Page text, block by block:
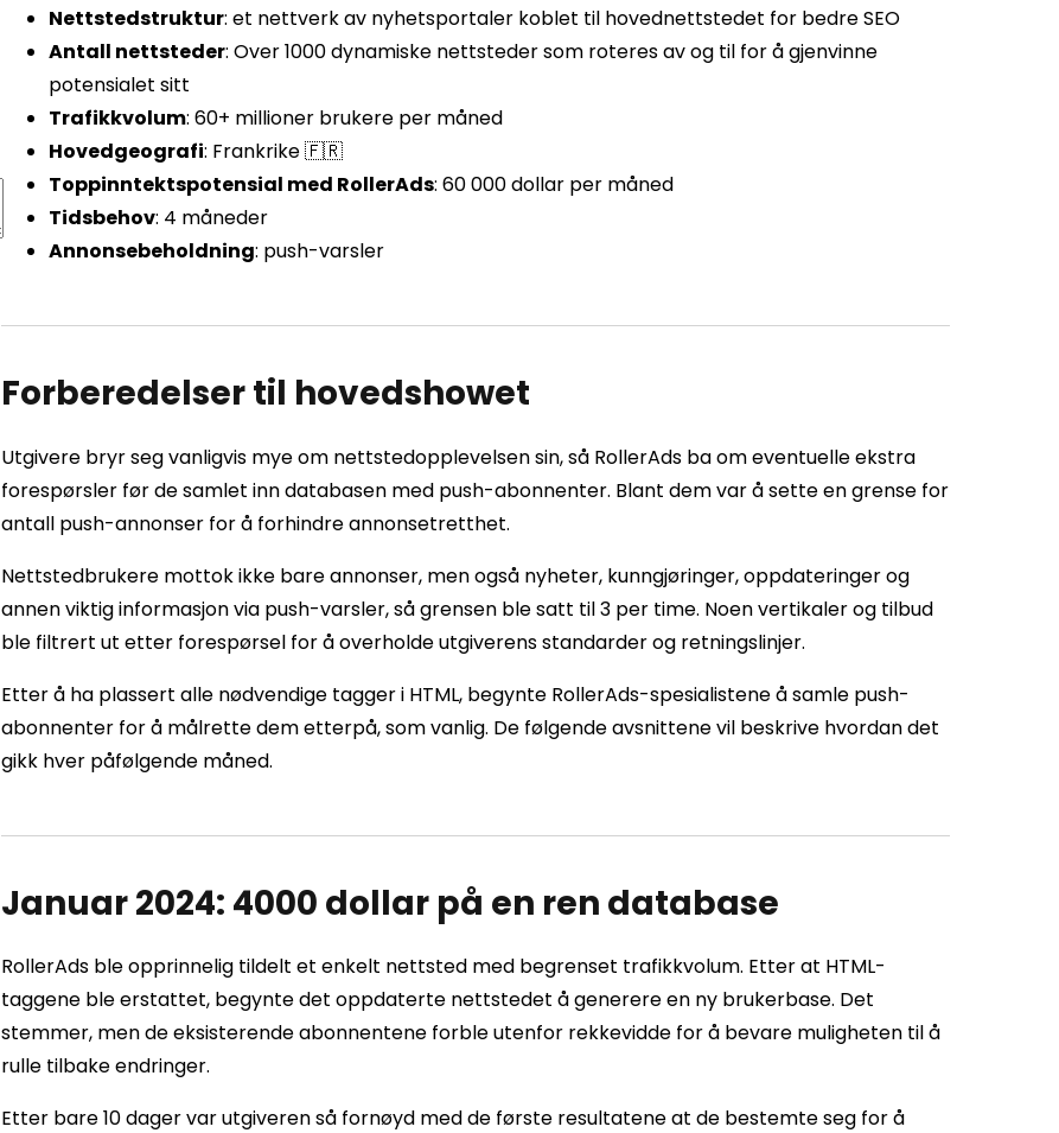
Nettstedstruktur: et nettverk av nyhetsportaler koblet til hovednettstedet for bedre SEO
Antall nettsteder: Over 1000 dynamiske nettsteder som roteres av og til for å gjenvinne
potensialet sitt
Trafikkvolum: 60+ millioner brukere per måned
Hovedgeografi: Frankrike 🇫🇷
Toppinntektspotensial med RollerAds: 60 000 dollar per måned
Tidsbehov: 4 måneder
Annonsebeholdning: push-varsler
Forberedelser til hovedshowet
Utgivere bryr seg vanligvis mye om nettstedopplevelsen sin, så RollerAds ba om eventuelle ekstra
forespørsler før de samlet inn databasen med push-abonnenter. Blant dem var å sette en grense for
antall push-annonser for å forhindre annonsetretthet.
Nettstedbrukere mottok ikke bare annonser, men også nyheter, kunngjøringer, oppdateringer og
annen viktig informasjon via push-varsler, så grensen ble satt til 3 per time. Noen vertikaler og tilbud
ble filtrert ut etter forespørsel for å overholde utgiverens standarder og retningslinjer.
Etter å ha plassert alle nødvendige tagger i HTML, begynte RollerAds-spesialistene å samle push-
abonnenter for å målrette dem etterpå, som vanlig. De følgende avsnittene vil beskrive hvordan det
gikk hver påfølgende måned.
Januar 2024: 4000 dollar på en ren database
RollerAds ble opprinnelig tildelt et enkelt nettsted med begrenset trafikkvolum. Etter at HTML-
taggene ble erstattet, begynte det oppdaterte nettstedet å generere en ny brukerbase. Det
stemmer, men de eksisterende abonnentene forble utenfor rekkevidde for å bevare muligheten til å
rulle tilbake endringer.
Etter bare 10 dager var utgiveren så fornøyd med de første resultatene at de bestemte seg for å